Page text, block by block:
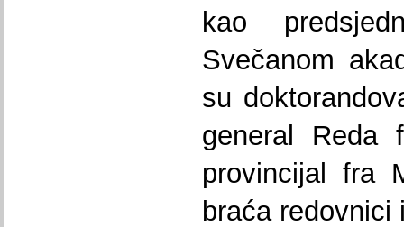
kao
Svečanom
su
general Reda
provincijal fra
braća redovnici